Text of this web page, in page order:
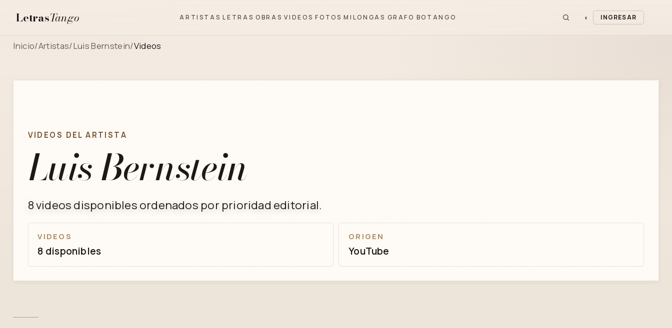
LetrasTango ARTISTAS LETRAS OBRAS VIDEOS FOTOS MILONGAS GRAFO BOTANGO ◐ INGRESAR
Inicio/Artistas/Luis Bernstein/Videos
VIDEOS DEL ARTISTA
Luis Bernstein
8 videos disponibles ordenados por prioridad editorial.
VIDEOS
8 disponibles
ORIGEN
YouTube